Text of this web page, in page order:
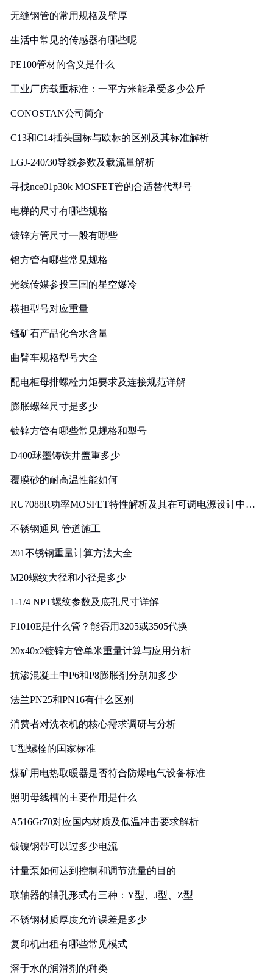
无缝钢管的常用规格及壁厚
生活中常见的传感器有哪些呢
PE100管材的含义是什么
工业厂房载重标准：一平方米能承受多少公斤
CONOSTAN公司简介
C13和C14插头国标与欧标的区别及其标准解析
LGJ-240/30导线参数及载流量解析
寻找nce01p30k MOSFET管的合适替代型号
电梯的尺寸有哪些规格
镀锌方管尺寸一般有哪些
铝方管有哪些常见规格
光线传媒参投三国的星空爆冷
横担型号对应重量
锰矿石产品化合水含量
曲臂车规格型号大全
配电柜母排螺栓力矩要求及连接规范详解
膨胀螺丝尺寸是多少
镀锌方管有哪些常见规格和型号
D400球墨铸铁井盖重多少
覆膜砂的耐高温性能如何
RU7088R功率MOSFET特性解析及其在可调电源设计中的
不锈钢通风 管道施工
201不锈钢重量计算方法大全
M20螺纹大径和小径是多少
1-1/4 NPT螺纹参数及底孔尺寸详解
F1010E是什么管？能否用3205或3505代换
20x40x2镀锌方管单米重量计算与应用分析
抗渗混凝土中P6和P8膨胀剂分别加多少
法兰PN25和PN16有什么区别
消费者对洗衣机的核心需求调研与分析
U型螺栓的国家标准
煤矿用电热取暖器是否符合防爆电气设备标准
照明母线槽的主要作用是什么
A516Gr70对应国内材质及低温冲击要求解析
镀镍钢带可以过多少电流
计量泵如何达到控制和调节流量的目的
联轴器的轴孔形式有三种：Y型、J型、Z型
不锈钢材质厚度允许误差是多少
复印机出租有哪些常见模式
溶于水的润滑剂的种类